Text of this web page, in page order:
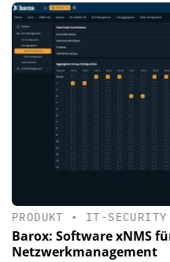
PRODUKT • IT-SECURITY
Barox: Software xNMS
Netzwerkmanagement